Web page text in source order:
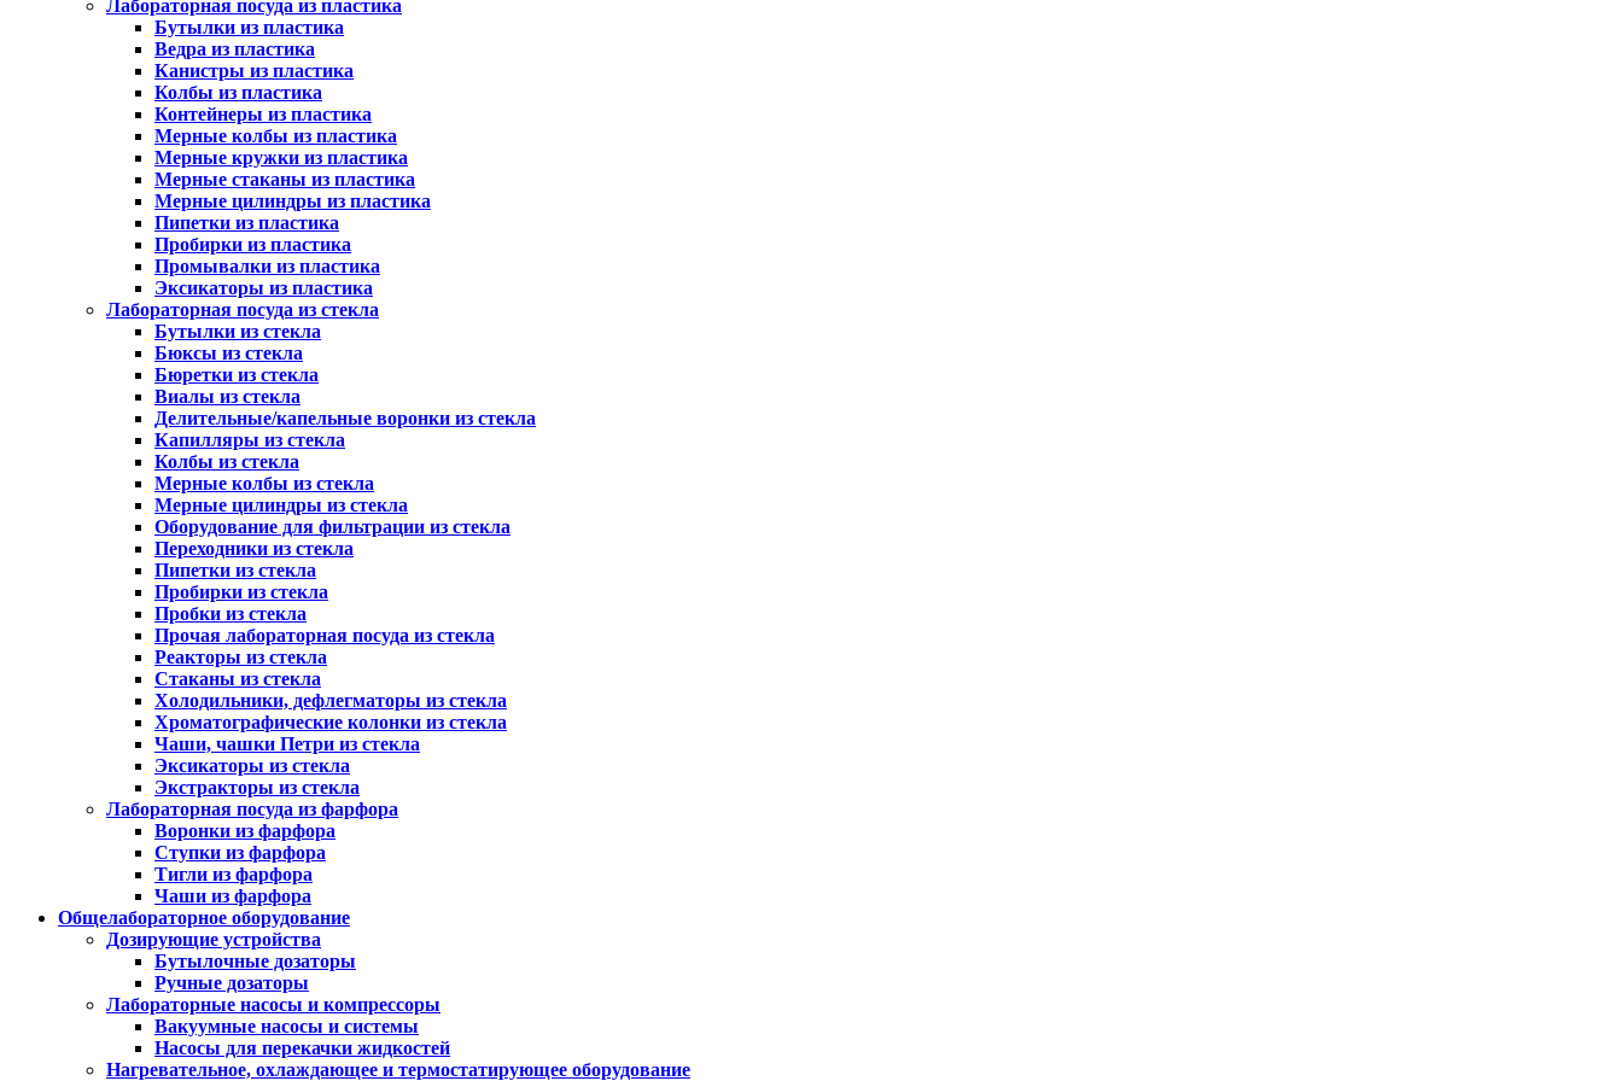
Лабораторная посуда из пластика
Бутылки из пластика
Ведра из пластика
Канистры из пластика
Колбы из пластика
Контейнеры из пластика
Мерные колбы из пластика
Мерные кружки из пластика
Мерные стаканы из пластика
Мерные цилиндры из пластика
Пипетки из пластика
Пробирки из пластика
Промывалки из пластика
Эксикаторы из пластика
Лабораторная посуда из стекла
Бутылки из стекла
Бюксы из стекла
Бюретки из стекла
Виалы из стекла
Делительные/капельные воронки из стекла
Капилляры из стекла
Колбы из стекла
Мерные колбы из стекла
Мерные цилиндры из стекла
Оборудование для фильтрации из стекла
Переходники из стекла
Пипетки из стекла
Пробирки из стекла
Пробки из стекла
Прочая лабораторная посуда из стекла
Реакторы из стекла
Стаканы из стекла
Холодильники, дефлегматоры из стекла
Хроматографические колонки из стекла
Чаши, чашки Петри из стекла
Эксикаторы из стекла
Экстракторы из стекла
Лабораторная посуда из фарфора
Воронки из фарфора
Ступки из фарфора
Тигли из фарфора
Чаши из фарфора
Общелабораторное оборудование
Дозирующие устройства
Бутылочные дозаторы
Ручные дозаторы
Лабораторные насосы и компрессоры
Вакуумные насосы и системы
Насосы для перекачки жидкостей
Нагревательное, охлаждающее и термостатирующее оборудование